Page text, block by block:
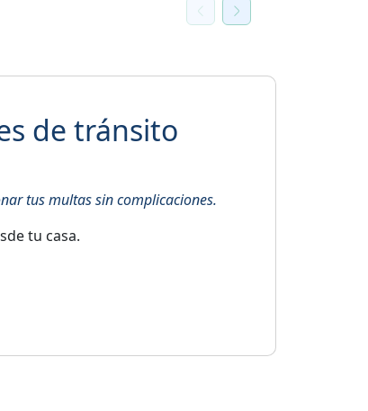
de tránsito
tus multas sin complicaciones.
tu casa.